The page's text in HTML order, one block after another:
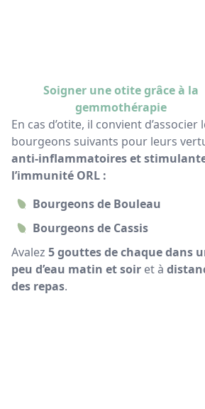
Soigner une otite grâce à la
gemmothérapie
En cas d’otite, il convient d’associer
bourgeons suivants pour leurs
anti-inflammatoires et
l’immunité ORL :
Bourgeons de Bouleau
Bourgeons de Cassis
Avalez 5 gouttes de chaque dans
peu d’eau matin et soir et à
des repas.